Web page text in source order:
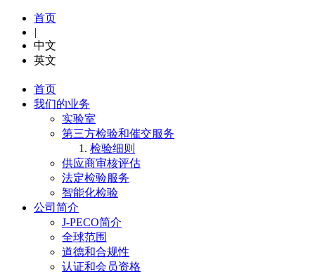
首页
|
中文
英文
首页
我们的业务
实验室
第三方检验和催交服务
检验细则
供应商审核评估
法定检验服务
智能化检验
公司简介
J-PECO简介
全球范围
道德和合规性
认证和会员资格